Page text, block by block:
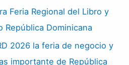
Feria Regional del Libro y
República Dominicana
2026 la feria de negocio y
importante de República